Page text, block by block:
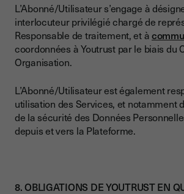
L’Abonné/Utilisateur s’engage à
interlocuteur privilégié chargé de
Responsable de traitement, et à
coordonnées à Youtrust par le biais du
Organisation.
L’Abonné/Utilisateur est également
utilisation des Services, et notamment
de la sécurité des Données
depuis et vers la Plateforme.
8. OBLIGATIONS DE YOUTRUST EN